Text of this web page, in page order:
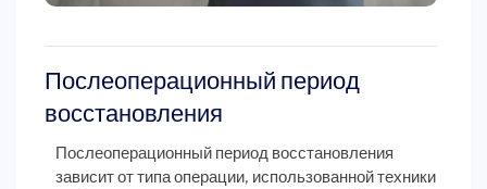
Послеоперационный период
восстановления
Послеоперационный период восстановления
зависит от типа операции, использованной техники